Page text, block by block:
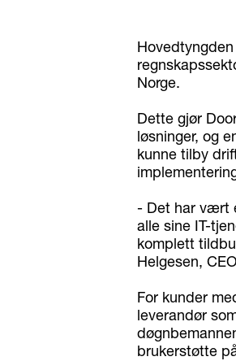
Norge.
Dette gjør
løsninger, og
kunne tilby
- Det har vært
alle sine IT-
komplett
Helgesen,
For kunder
leverandør
brukerstøtte